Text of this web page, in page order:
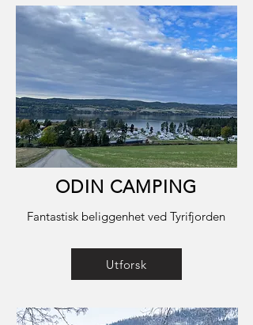
ODIN CAMPING
Fantastisk beliggenhet ved Tyrifjorden
Utforsk